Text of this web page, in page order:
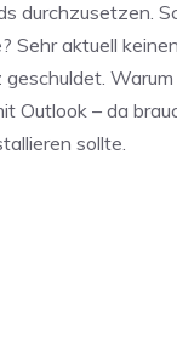
durchzusetzen.
Sehr aktuell
Outlook – da
sollte.